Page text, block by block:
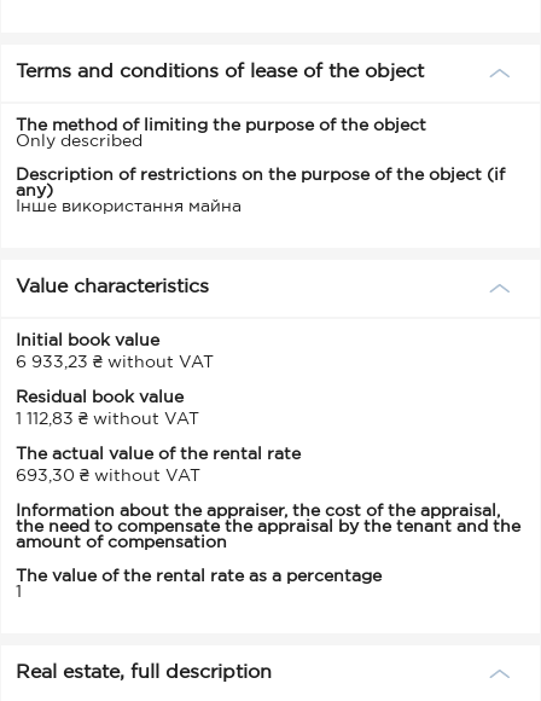
Terms and conditions of lease of the object
The method of limiting the purpose of the object
Only described
Description of restrictions on the purpose of the object (if
any)
Інше використання майна
Value characteristics
Initial book value
6 933,23 ₴ without VAT
Residual book value
1 112,83 ₴ without VAT
The actual value of the rental rate
693,30 ₴ without VAT
Information about the appraiser, the cost of the appraisal,
the need to compensate the appraisal by the tenant and the
amount of compensation
The value of the rental rate as a percentage
1
Real estate, full description